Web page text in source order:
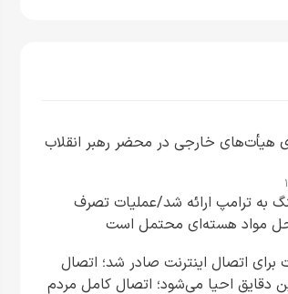
هیأت‌های خارجی در محضر رهبر انقلاب
به ترامپ ارائه شد/عملیات تصرف
مواد هسته‌ای محتمل است
برای اتصال اینترنت صادر شد؛ اتصال
دقایق احیا می‌شود؛ اتصال کامل مردم